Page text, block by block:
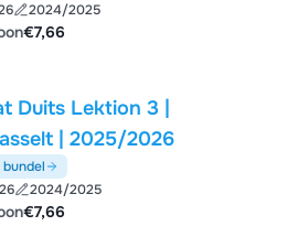
2024/2025
€7,66
Duits Lektion 3 |
| 2025/2026
2024/2025
€7,66